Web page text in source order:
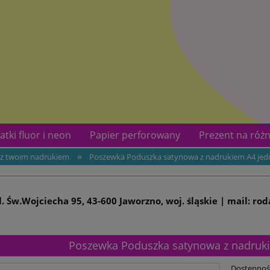
fluor i neon Papier perforowany
Prezent na
Kontakt
twoim nadrukiem » Poszewka Poduszka satynowa z nadrukiem A4
Św.Wojciecha 95, 43-600 Jaworzno, woj. śląskie | mail:
Poszewka Poduszka satynowa z